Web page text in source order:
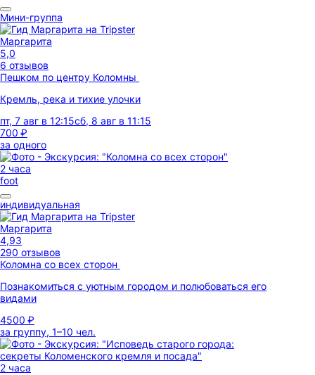
Мини-группа
Маргарита
5,0
6 отзывов
Пешком по центру Коломны
Кремль, река и тихие улочки
пт, 7 авг в 12:15сб, 8 авг в 11:15
700 ₽
за одного
2 часа
foot
индивидуальная
Маргарита
4,93
290 отзывов
Коломна со всех сторон
Познакомиться с уютным городом и полюбоваться его
видами
4500 ₽
за группу, 1–10 чел.
2 часа